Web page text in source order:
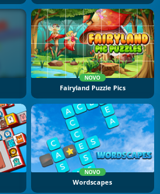
NOVO
Fairyland Puzzle Pics
NOVO
Wordscapes